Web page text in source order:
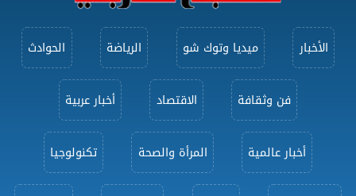
الأخبار ميديا وتوك شو الرياضة الحوادث
فن وثقافة الاقتصاد أخبار عربية
أخبار عالمية المرأة والصحة تكنولوجيا